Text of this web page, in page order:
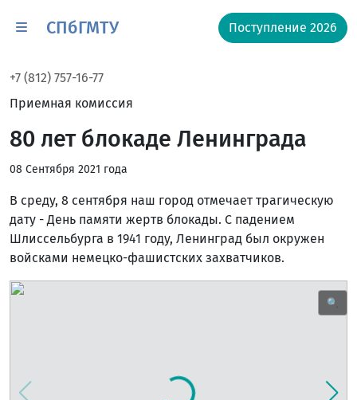
СПбГМТУ Поступление 2026
+7 (812) 757-16-77
Приемная комиссия
80 лет блокаде Ленинграда
08 Сентября 2021 года
В среду, 8 сентября наш город отмечает трагическую
дату - День памяти жертв блокады. С падением
Шлиссельбурга в 1941 году, Ленинград был окружен
войсками немецко-фашистских захватчиков.
🔍